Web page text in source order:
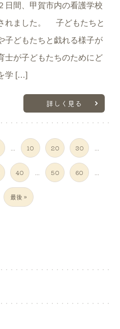
間、甲賀市内の看護学校
れました。 子どもたちと
子どもたちと戯れる様子が
士が子どもたちのためにど
学 […]
詳しく見る
10 20 30
40 50 60
最後 »